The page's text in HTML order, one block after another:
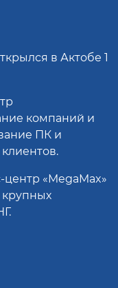
в Актобе 1
компаний и
ПК и
центр «MegaMax»
крупных